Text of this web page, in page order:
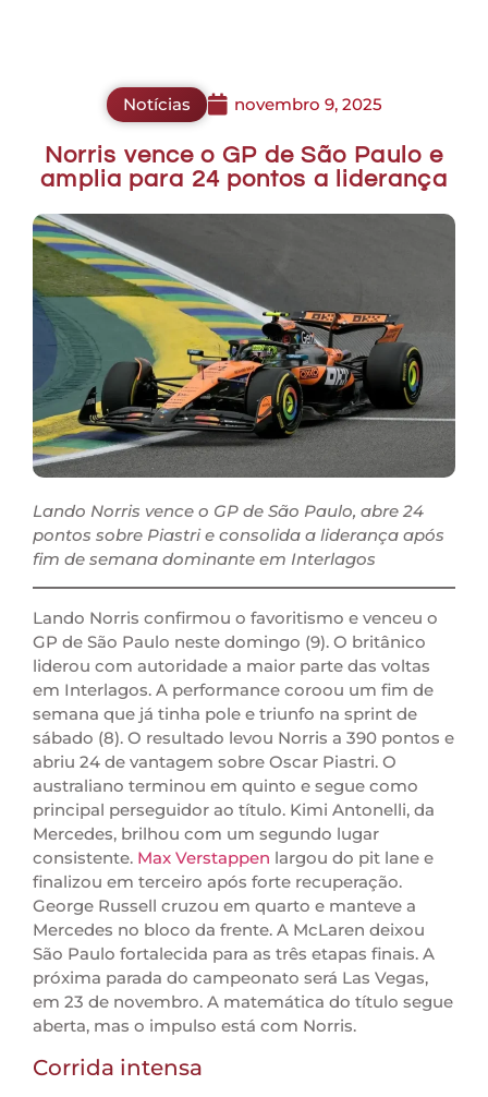
Notícias novembro 9, 2025
Norris vence o GP de São Paulo e
amplia para 24 pontos a liderança
Lando Norris vence o GP de São Paulo, abre 24
pontos sobre Piastri e consolida a liderança após
fim de semana dominante em Interlagos
Lando Norris confirmou o favoritismo e venceu o
GP de São Paulo neste domingo (9). O britânico
liderou com autoridade a maior parte das voltas
em Interlagos. A performance coroou um fim de
semana que já tinha pole e triunfo na sprint de
sábado (8). O resultado levou Norris a 390 pontos e
abriu 24 de vantagem sobre Oscar Piastri. O
australiano terminou em quinto e segue como
principal perseguidor ao título. Kimi Antonelli, da
Mercedes, brilhou com um segundo lugar
consistente. Max Verstappen largou do pit lane e
finalizou em terceiro após forte recuperação.
George Russell cruzou em quarto e manteve a
Mercedes no bloco da frente. A McLaren deixou
São Paulo fortalecida para as três etapas finais. A
próxima parada do campeonato será Las Vegas,
em 23 de novembro. A matemática do título segue
aberta, mas o impulso está com Norris.
Corrida intensa